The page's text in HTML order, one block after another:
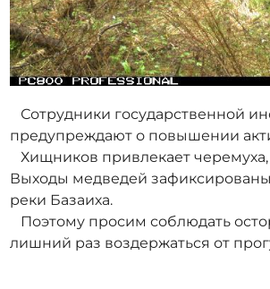
Сотрудники государственной
предупреждают о повышении
Хищников привлекает черемуха,
Выходы медведей
реки Базаиха.
Поэтому просим соблюдать
лишний раз воздержаться от